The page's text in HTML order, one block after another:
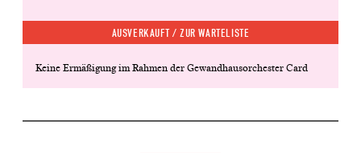
AUSVERKAUFT / ZUR WARTELISTE
Keine Ermäßigung im Rahmen der Gewandhausorchester Card